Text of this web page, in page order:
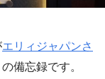
エリィジャパンさ
備忘録です。